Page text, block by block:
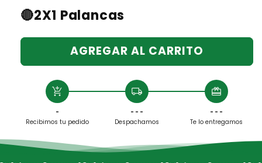
🔴2X1 Palancas
AGREGAR AL CARRITO
add_shopping_cart
-
Recibimos tu pedido
local_shipping
- - -
Despachamos
redeem
- - -
Te lo entregamos